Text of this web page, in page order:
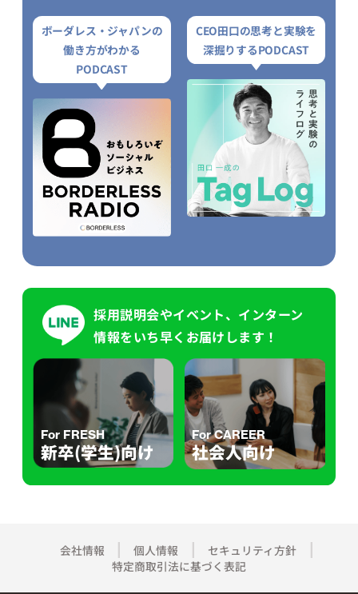
ボーダレス・ジャパンの
働き方がわかる
PODCAST
CEO田口の思考と実験を
深掘りするPODCAST
採用説明会やイベント、インターン
情報をいち早くお届けします！
For FRESH
新卒(学生)向け
For CAREER
社会人向け
会社情報 個人情報
セキュリティ方針
特定商取引法に基づく表記